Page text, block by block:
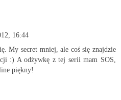
16:44
My secret mniej, ale coś się znajdzie
:) A odżywkę z tej serii mam SOS,
piękny!